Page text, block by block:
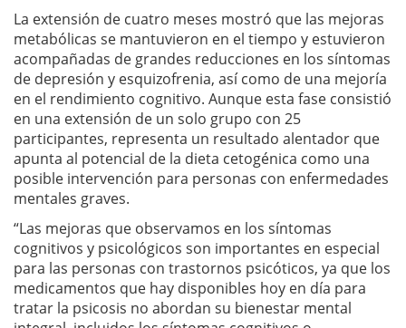
La extensión de cuatro meses mostró que las mejoras
metabólicas se mantuvieron en el tiempo y estuvieron
acompañadas de grandes reducciones en los síntomas
de depresión y esquizofrenia, así como de una mejoría
en el rendimiento cognitivo. Aunque esta fase consistió
en una extensión de un solo grupo con 25
participantes, representa un resultado alentador que
apunta al potencial de la dieta cetogénica como una
posible intervención para personas con enfermedades
mentales graves.
“Las mejoras que observamos en los síntomas
cognitivos y psicológicos son importantes en especial
para las personas con trastornos psicóticos, ya que los
medicamentos que hay disponibles hoy en día para
tratar la psicosis no abordan su bienestar mental